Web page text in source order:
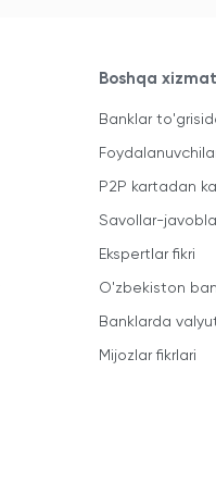
Boshqa
Banklar
P2P kartadan
Savollar-
Ekspertlar fikri
O'zbekiston
Banklarda
Mijozlar fikrlari